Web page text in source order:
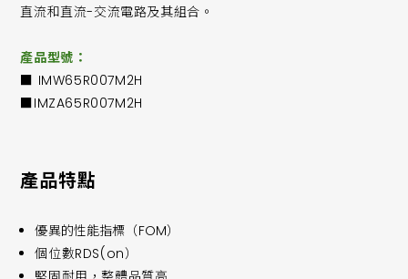
直流和直流-交流電路及其組合。
產品型號：
■ IMW65R007M2H
■IMZA65R007M2H
產品特點
優異的性能指標（FOM）
個位數RDS(on）